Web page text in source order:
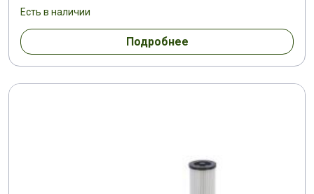
Есть в наличии
Подробнее